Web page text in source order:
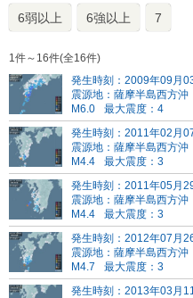
6弱以上 6強以上 7
1件～16件(全16件)
発生時刻：2009年09月
震源地：薩摩半島西方沖
M6.0
最大震度：4
発生時刻：2011年02月
震源地：薩摩半島西方沖
M4.4
最大震度：3
発生時刻：2011年05月
震源地：薩摩半島西方沖
M4.4
最大震度：3
発生時刻：2012年07月
震源地：薩摩半島西方沖
M4.7
最大震度：3
発生時刻：2013年03月